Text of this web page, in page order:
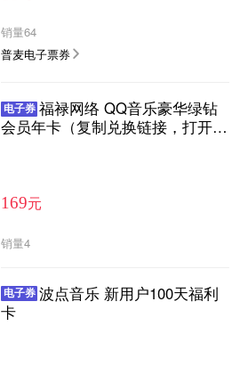
销量64
普麦电子票券
电子券 福禄网络 QQ音乐豪华绿钻
会员年卡（复制兑换链接，打开链
169元
销量4
电子券 波点音乐 新用户100天福利
卡